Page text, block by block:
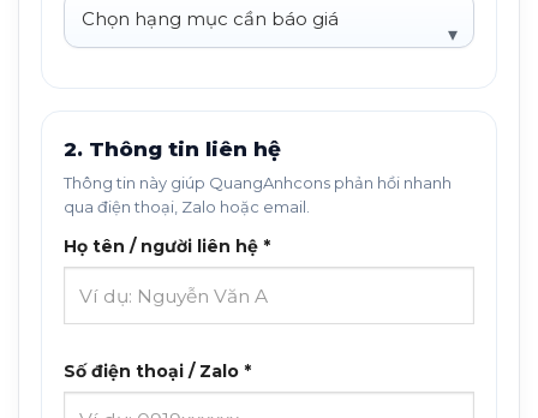
2. Thông tin liên hệ
Thông tin này giúp QuangAnhcons phản hồi nhanh
qua điện thoại, Zalo hoặc email.
Họ tên / người liên hệ *
Số điện thoại / Zalo *